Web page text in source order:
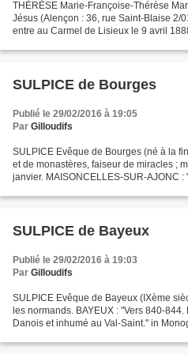
THÉRÈSE Marie-Françoise-Thérèse
Jésus (Alençon : 36, rue Saint-Blaise 2/
entre au Carmel de Lisieux le 9 avril
SULPICE de Bourges
Publié le 29/02/2016 à 19:05
Par Gilloudifs
SULPICE Evêque de Bourges (né à la
et de monastères, faiseur de miracles ;
janvier. MAISONCELLES-SUR-AJONC
SULPICE de Bayeux
Publié le 29/02/2016 à 19:03
Par Gilloudifs
SULPICE Evêque de Bayeux (IXème
les normands. BAYEUX : "Vers 840-
Danois et inhumé au Val-Saint." in